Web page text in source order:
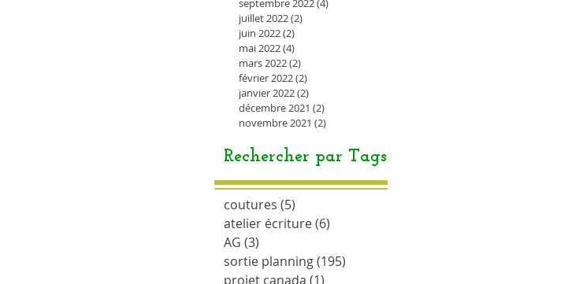
septembre 2022(4)
juillet 2022(2)
juin 2022(2)
mai 2022(4)
mars 2022(2)
février 2022(2)
janvier 2022(2)
décembre 2021 (2)
novembre 2021 (2)
Rechercher par Tags
coutures (5)
atelier écriture(6)
AG (3)
sortie planning(195)
projet canada (1)